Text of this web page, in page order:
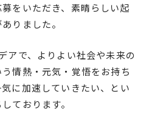
をいただき、素晴らしい起
りました。
アで、よりよい社会や未来の
情熱・元気・覚悟をお持ち
に加速していきたい、とい
ております。